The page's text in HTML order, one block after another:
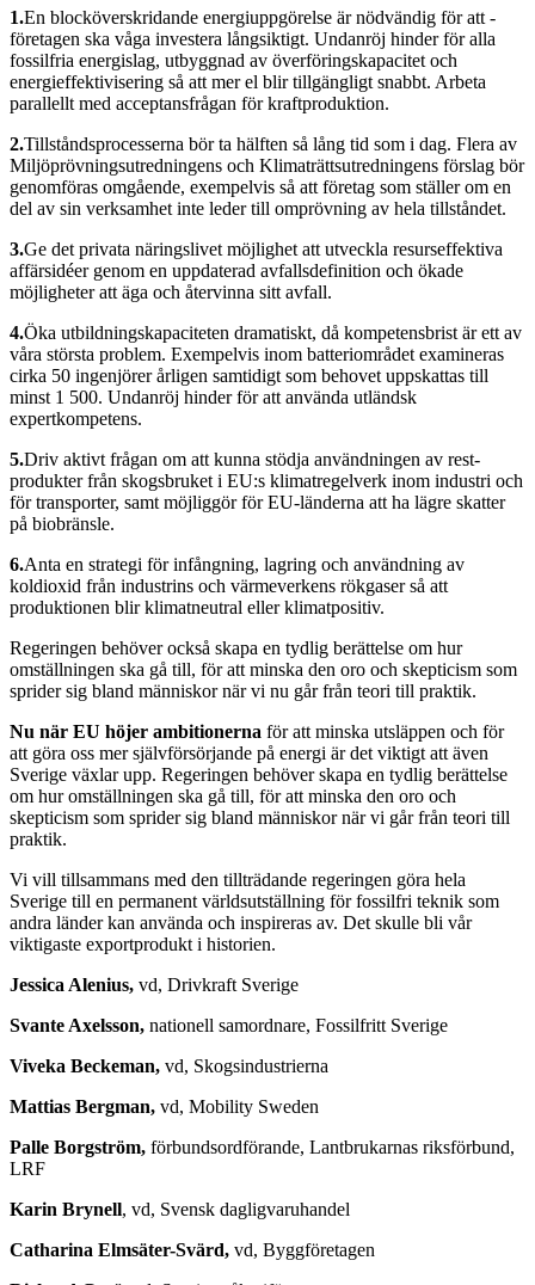
1.En blocköverskridande energi­uppgörelse är nödvändig för att ­
företagen ska våga investera lång­siktigt. Undanröj hinder för alla
fossilfria energislag, utbyggnad av överföringskapacitet och
energieffektivisering så att mer el blir tillgängligt snabbt. Arbeta
parallellt med acceptansfrågan för kraftproduktion.
2.Tillståndsprocesserna bör ta ­hälften så lång tid som i dag. Flera av
Miljöprövningsutredningens och Klimaträttsutredningens förslag bör
genomföras omgående, exempel­vis så att företag som ställer om en
del av sin verksamhet inte leder till omprövning av hela tillståndet.
3.Ge det privata näringslivet möjlighet att utveckla resurseffektiva
affärsidéer genom en uppdaterad avfalls­definition och ökade
möjligheter att äga och återvinna sitt avfall.
4.Öka utbildningskapaciteten ­dramatiskt, då kompetensbrist är ett av
våra största problem. Exempelvis inom batteriområdet examineras
cirka 50 ingenjörer årligen samtidigt som behovet uppskattas till
minst 1 500. Undanröj hinder för att använda utländsk
expertkompetens.
5.Driv aktivt frågan om att kunna stödja användningen av rest­
produkter från skogsbruket i EU:s klimatregelverk inom industri och
för transporter, samt möjliggör för EU-länderna att ha lägre skatter
på biobränsle.
6.Anta en strategi för infångning, lagring och användning av
koldioxid från industrins och värmeverkens rökgaser så att
produktionen blir klimatneutral eller klimatpositiv.
Regeringen behöver också skapa en tydlig berättelse om hur
omställningen ska gå till, för att minska den oro och skepticism som
sprider sig bland människor när vi nu går från teori till praktik.
Nu när EU höjer ambitionerna för att minska utsläppen och för
att göra oss mer självförsörjande på energi är det viktigt att även
Sverige växlar upp. ­Regeringen behöver skapa en tydlig berättelse
om hur omställningen ska gå till, för att minska den oro och
skepticism som sprider sig bland människor när vi går från teori till
praktik.
Vi vill tillsammans med den till­trädande regeringen göra hela
Sverige till en permanent världsutställning för fossilfri teknik som
andra länder kan använda och inspireras av. Det skulle bli vår
viktigaste exportprodukt i historien.
Jessica Alenius, vd, Drivkraft Sverige
Svante Axelsson, nationell samordnare, Fossilfritt Sverige
Viveka Beckeman, vd, Skogsindustrierna
Mattias Bergman, vd, Mobility Sweden
Palle Borgström, förbundsordförande, Lantbrukarnas riksförbund,
LRF
Karin Brynell, vd, Svensk dagligvaruhandel
Catharina Elmsäter-Svärd, vd, Byggföretagen